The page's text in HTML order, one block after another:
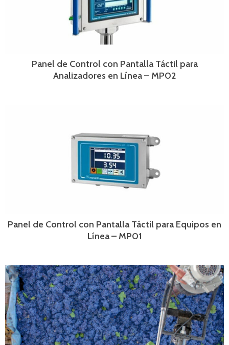
Panel de Control con Pantalla Táctil para
Analizadores en Línea – MP02
Panel de Control con Pantalla Táctil para Equipos en
Línea – MP01